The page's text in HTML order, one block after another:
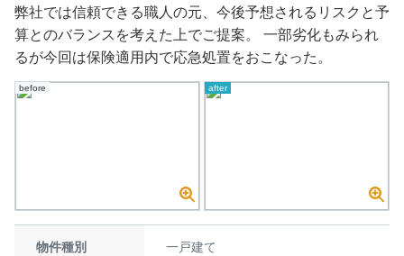
弊社では信頼できる職人の元、今後予想されるリスクと予
算とのバランスを考えた上でご提案。 一部劣化もみられ
るが今回は保険適用内で応急処置をおこなった。
before after
物件種別 一戸建て